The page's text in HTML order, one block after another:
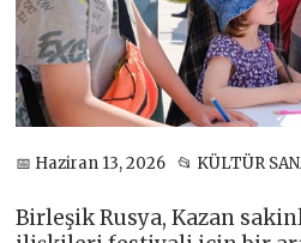
📅 Haziran 13, 2026 📂 KÜLTÜR
Birleşik Rusya, Kazan